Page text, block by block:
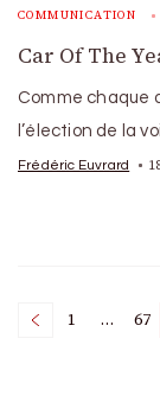
COMMUNICATION
Car Of The
Comme chaque
l’élection de la
Frédéric Euvrard
Posts
Page
1 … 67